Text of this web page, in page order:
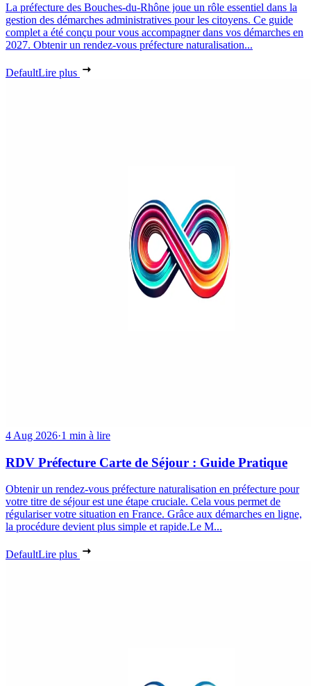
La préfecture des Bouches-du-Rhône joue un rôle essentiel dans la
gestion des démarches administratives pour les citoyens. Ce guide
complet a été conçu pour vous accompagner dans vos démarches en
2027. Obtenir un rendez-vous préfecture naturalisation...
DefaultLire plus
4 Aug 2026·1 min à lire
RDV Préfecture Carte de Séjour : Guide Pratique
Obtenir un rendez-vous préfecture naturalisation en préfecture pour
votre titre de séjour est une étape cruciale. Cela vous permet de
régulariser votre situation en France. Grâce aux démarches en ligne,
la procédure devient plus simple et rapide.Le M...
DefaultLire plus